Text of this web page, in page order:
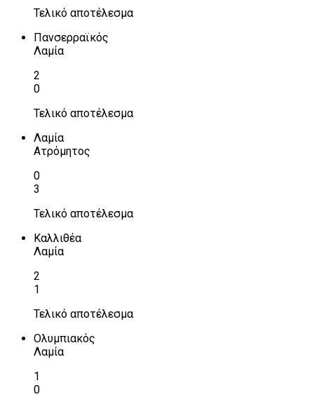
Τελικό αποτέλεσμα
Πανσερραϊκός
Λαμία
2
0
Τελικό αποτέλεσμα
Λαμία
Ατρόμητος
0
3
Τελικό αποτέλεσμα
Καλλιθέα
Λαμία
2
1
Τελικό αποτέλεσμα
Ολυμπιακός
Λαμία
1
0